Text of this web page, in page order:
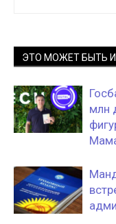
ЭТО МОЖЕТ БЫТЬ
млн